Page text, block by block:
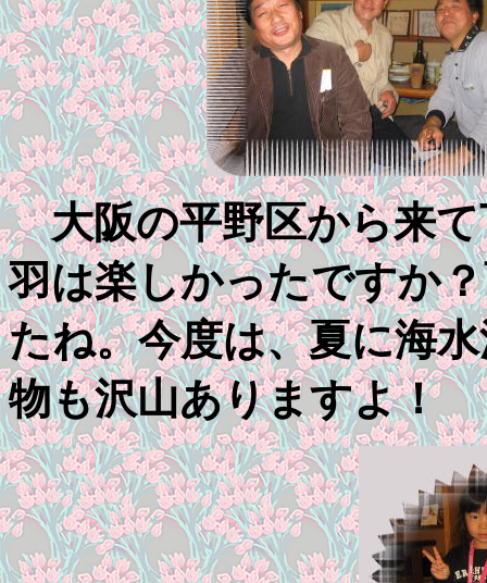
大阪の平野区から来
羽は楽しかったですか
たね。今度は、夏に海
物も沢山ありますよ！